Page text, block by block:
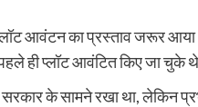
आवंटन का प्रस्ताव जरूर आया
ही प्लॉट आवंटित किए जा चुके
के सामने रखा था, लेकिन